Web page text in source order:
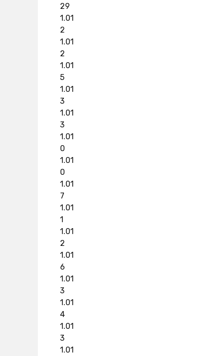
29
1.01
2
1.01
2
1.01
5
1.01
3
1.01
3
1.01
0
1.01
0
1.01
7
1.01
1
1.01
2
1.01
6
1.01
3
1.01
4
1.01
3
1.01